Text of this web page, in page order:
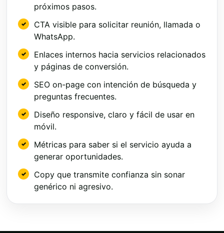
próximos pasos.
CTA visible para solicitar reunión, llamada o
WhatsApp.
Enlaces internos hacia servicios relacionados
y páginas de conversión.
SEO on-page con intención de búsqueda y
preguntas frecuentes.
Diseño responsive, claro y fácil de usar en
móvil.
Métricas para saber si el servicio ayuda a
generar oportunidades.
Copy que transmite confianza sin sonar
genérico ni agresivo.